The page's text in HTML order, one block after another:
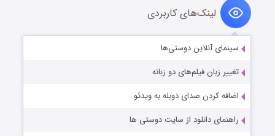
لینک‌های کاربردی
سینمای آنلاین دوستی‌ها
تغییر زبان فیلم‌های دو زبانه
اضافه کردن صدای دوبله به ویدئو
راهنمای دانلود از سایت دوستی ها